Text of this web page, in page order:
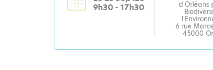
9h30 - 17h30
d'Orléans
6 rue
45000